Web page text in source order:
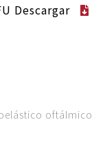
Descargar
oftálmico